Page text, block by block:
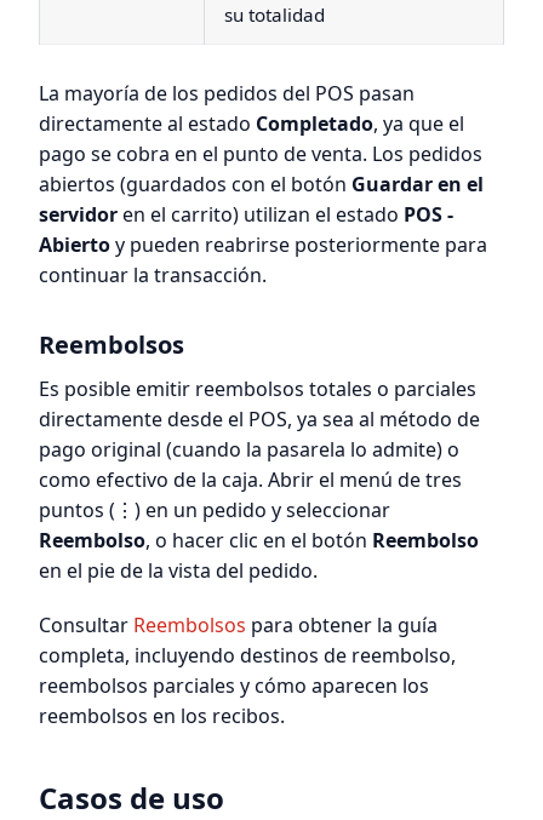
su totalidad
La mayoría de los pedidos del POS pasan
directamente al estado Completado, ya que el
pago se cobra en el punto de venta. Los pedidos
abiertos (guardados con el botón Guardar en el
servidoren el carrito) utilizan el estado POS -
Abiertoy pueden reabrirse posteriormente para
continuar la transacción.
Reembolsos
Es posible emitir reembolsos totales o parciales
directamente desde el POS, ya sea al método de
pago original (cuando la pasarela lo admite) o
como efectivo de la caja. Abrir el menú de tres
puntos (⋮) en un pedido y seleccionar
Reembolso, o hacer clic en el botón Reembolso
en el pie de la vista del pedido.
Consultar Reembolsos para obtener la guía
completa, incluyendo destinos de reembolso,
reembolsos parciales y cómo aparecen los
reembolsos en los recibos.
Casos de uso